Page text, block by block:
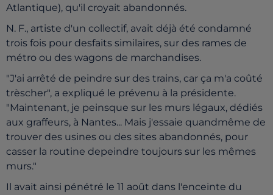
Atlantique), qu'il croyait abandonnés.
N. F., artiste d'un collectif, avait déjà été condamné
trois fois pour desfaits similaires, sur des rames de
métro ou des wagons de marchandises.
"J'ai arrêté de peindre sur des trains, car ça m'a coûté
trèscher", a expliqué le prévenu à la présidente.
"Maintenant, je peinsque sur les murs légaux, dédiés
aux graffeurs, à Nantes... Mais j'essaie quandmême de
trouver des usines ou des sites abandonnés, pour
casser la routine depeindre toujours sur les mêmes
murs."
Il avait ainsi pénétré le 11 août dans l'enceinte du